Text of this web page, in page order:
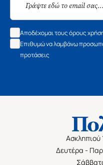
Αποδέχομαι τους όρους
Επιθυμώ να λαμβάνω
προτάσεις
Ασκληπιού
Δευτέρα -